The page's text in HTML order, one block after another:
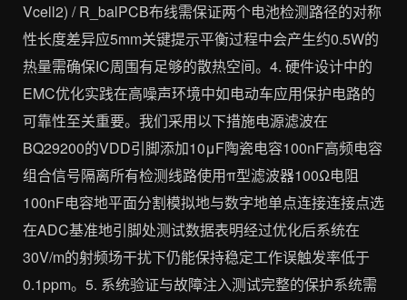
Vcell2) / R_balPCB布线需保证两个电池检测路径的对称
性长度差异应5mm关键提示平衡过程中会产生约0.5W的
热量需确保IC周围有足够的散热空间。4. 硬件设计中的
EMC优化实践在高噪声环境中如电动车应用保护电路的
可靠性至关重要。我们采用以下措施电源滤波在
BQ29200的VDD引脚添加10μF陶瓷电容100nF高频电容
组合信号隔离所有检测线路使用π型滤波器100Ω电阻
100nF电容地平面分割模拟地与数字地单点连接连接点选
在ADC基准地引脚处测试数据表明经过优化后系统在
30V/m的射频场干扰下仍能保持稳定工作误触发率低于
0.1ppm。5. 系统验证与故障注入测试完整的保护系统需